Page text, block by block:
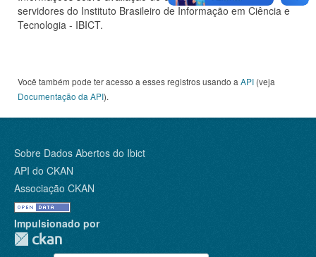
servidores do Instituto Brasileiro de Informação em Ciência e
Tecnologia - IBICT.
Você também pode ter acesso a esses registros usando a API (veja
Documentação da API).
Sobre Dados Abertos do Ibict
API do CKAN
Associação CKAN
Impulsionado por